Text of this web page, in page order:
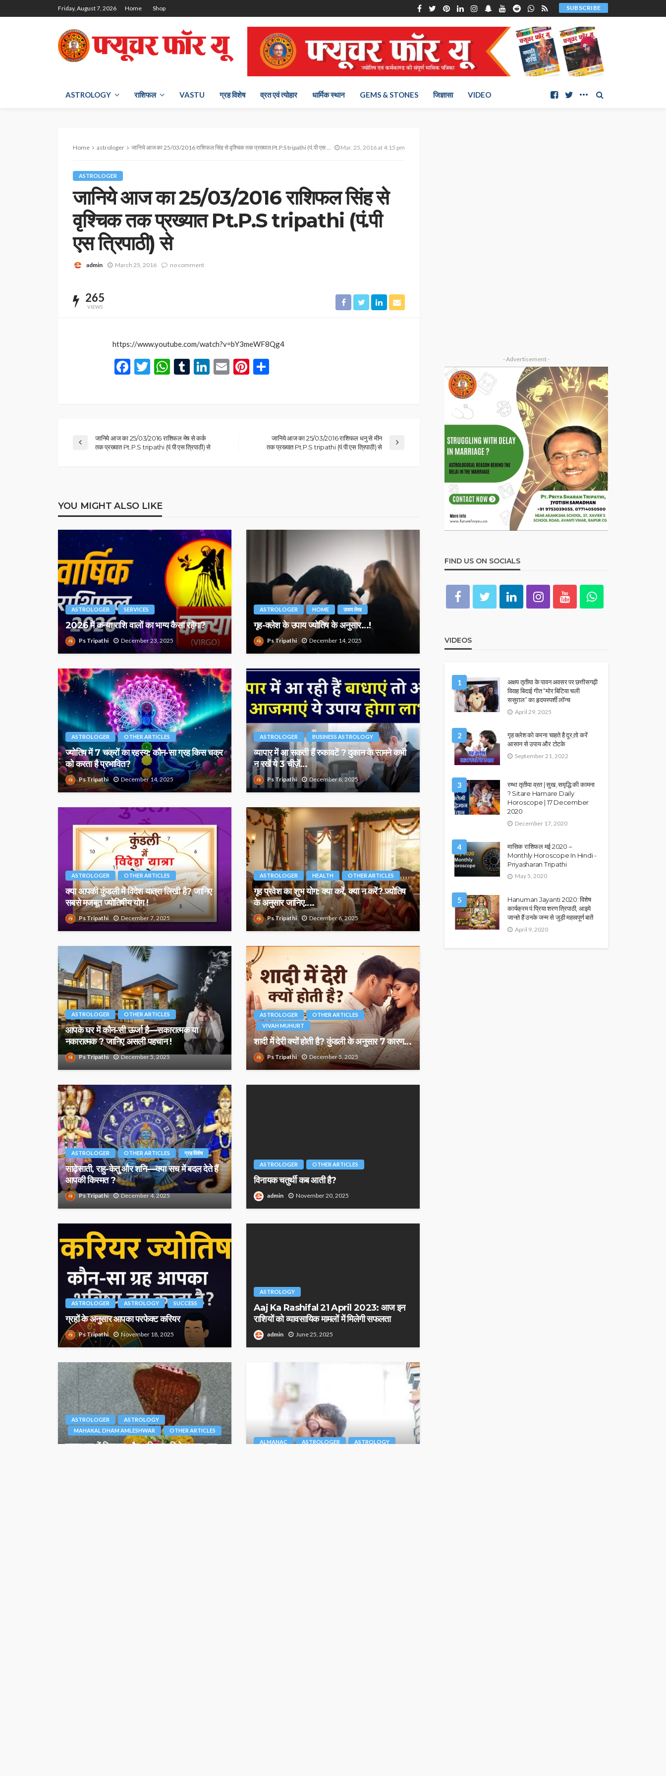
Friday, August 7, 2026 Home Shop SUBSCRIBE
ASTROLOGY राश‍िफल VASTU ग्रह विशेष व्रत एवं त्योहार धार्मिक स्थान GEMS & STONES जिज्ञासा VIDEO
Home astrologer जानिये आज का 25/03/2016 राशिफल सिंह से वृश्चिक तक प्रख्यात Pt.P.S tripathi (पं.पी एस त्रिपाठी) से Mar. 25, 2016 at 4:15 pm
ASTROLOGER
जानिये आज का 25/03/2016 राशिफल सिंह से
वृश्चिक तक प्रख्यात Pt.P.S tripathi (पं.पी
एस त्रिपाठी) से
admin March 25, 2016 no comment
265
VIEWS
https://www.youtube.com/watch?v=bY3meWF8Qg4
Facebook
Twitter
WhatsApp
Tumblr
LinkedIn
EmailPinterest
जानिये आज का 25/03/2016 राशिफल मेष से कर्क
तक प्रख्यात Pt.P.S tripathi (पं.पी एस त्रिपाठी) से
जानिये आज का 25/03/2016 राशिफल धनु से मीन
तक प्रख्यात Pt.P.S tripathi (पं.पी एस त्रिपाठी) से
YOU MIGHT ALSO LIKE
ASTROLOGER SERVICES
2026 में कन्या राशि वालों का भाग्य कैसा रहेगा?
Ps Tripathi December 23, 2025
ASTROLOGER HOME उपाय लेख
गृह-क्लेश के उपाय ज्योतिष के अनुसार…!
Ps Tripathi December 14, 2025
ASTROLOGER OTHER ARTICLES
ज्योतिष में 7 चक्रों का रहस्य: कौन-सा ग्रह किस चक्र
को करता है प्रभावित?
Ps Tripathi December 14, 2025
ASTROLOGER BUSINESS ASTROLOGY
व्यापार में आ सकती हैं रुकावटें ? दुकान के सामने कभी
न रखें ये 3 चीज़ें…
Ps Tripathi December 8, 2025
ASTROLOGER OTHER ARTICLES
क्या आपकी कुंडली में विदेश यात्रा लिखी है? जानिए
सबसे मजबूत ज्योतिषीय योग !
Ps Tripathi December 7, 2025
ASTROLOGER HEALTH OTHER ARTICLES
गृह प्रवेश का शुभ योग: क्या करें, क्या न करें? ज्योतिष
के अनुसार जानिए….
Ps Tripathi December 6, 2025
ASTROLOGER OTHER ARTICLES
आपके घर में कौन-सी ऊर्जा है—सकारात्मक या
नकारात्मक ? जानिए असली पहचान !
Ps Tripathi December 5, 2025
ASTROLOGER
OTHER ARTICLES
VIVAH MUHURT
शादी में देरी क्यों होती है? कुंडली के अनुसार 7 कारण…
Ps Tripathi December 5, 2025
ASTROLOGER OTHER ARTICLES ग्रह विशेष
साढ़ेसाती, राहु-केतु और शनि—क्या सच में बदल देते हैं
आपकी किस्मत ?
Ps Tripathi December 4, 2025
ASTROLOGER OTHER ARTICLES
विनायक चतुर्थी कब आती है?
admin November 20, 2025
ASTROLOGER ASTROLOGY SUCCESS
ग्रहों के अनुसार आपका परफेक्ट करियर
Ps Tripathi November 18, 2025
ASTROLOGY
Aaj Ka Rashifal 21 April 2023: आज इन
राशियों को व्यावसायिक मामलों में मिलेगी सफलता
admin June 25, 2025
ASTROLOGER
ASTROLOGY
MAHAKAL DHAM AMLESHWAR
OTHER ARTICLES
सावन माह में शिववास और अग्निवास विशेष महत्व, इस
ALMANAC ASTROLOGER ASTROLOGY
- Advertisement -
FIND US ON SOCIALS
VIDEOS
1
अक्षय तृतीया के पावन अवसर पर छत्तीसगढ़ी
विवाह बिदाई गीत “मोर बिटिया चली
ससुराल” का हृदयस्पर्शी लॉन्च
April 29, 2025
2
गृह क्लेश को करना चाहते है दूर,तो करें
आसान से उपाय और टोटके
September 21, 2022
3
रम्भा तृतीया व्रत | सुख, समृद्धि की कामना
? Sitare Hamare Daily
Horoscope | 17 December
2020
December 17, 2020
4
मासिक राशिफल मई 2020 –
Monthly Horoscope In Hindi -
Priyasharan Tripathi
May 5, 2020
5
Hanuman Jayanti 2020: विशेष
कार्यक्रम पं.प्रिया शरण त्रिपाठी, आइये
जानते हैं उनके जन्म से जुड़ी महत्वपूर्ण बातें
April 9, 2020